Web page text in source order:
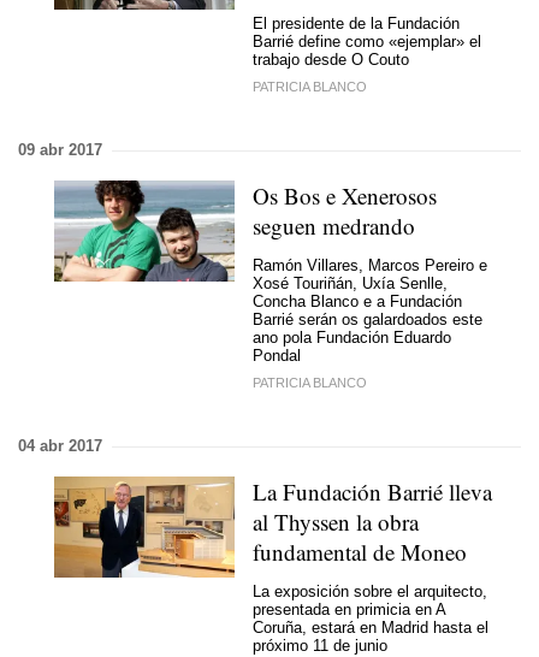
El presidente de la Fundación
Barrié define como «ejemplar» el
trabajo desde O Couto
PATRICIA BLANCO
09 abr 2017
Os Bos e Xenerosos
seguen medrando
Ramón Villares, Marcos Pereiro e
Xosé Touriñán, Uxía Senlle,
Concha Blanco e a Fundación
Barrié serán os galardoados este
ano pola Fundación Eduardo
Pondal
PATRICIA BLANCO
04 abr 2017
La Fundación Barrié lleva
al Thyssen la obra
fundamental de Moneo
La exposición sobre el arquitecto,
presentada en primicia en A
Coruña, estará en Madrid hasta el
próximo 11 de junio